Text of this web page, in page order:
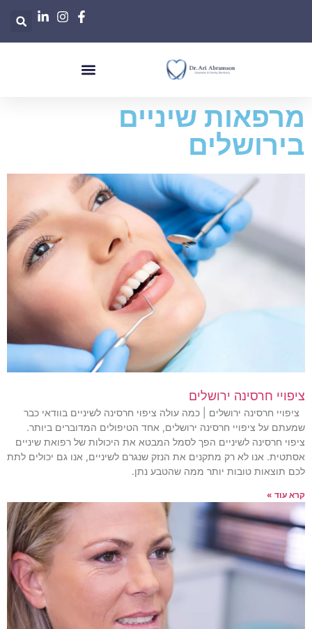
מרפאות שיניים
בירושלים
ציפויי חרסינה ירושלים
ציפויי חרסינה ירושלים | כמה עולה ציפוי חרסינה לשיניים בוודאי כבר
שמעתם על ציפויי חרסינה ירושלים, אחד הטיפולים המדוברים ביותר.
ציפוי חרסינה לשיניים הפך לסמל המבטא את היכולות של רפואת שיניים
אסתטית. אנו לא רק מתקנים את הנזק שנגרם לשיניים, אנו גם יכולים לתת
לכם תוצאות טובות יותר ממה שהטבע נתן.
קרא עוד »